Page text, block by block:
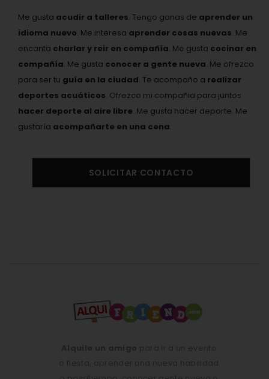
Me gusta acudir a talleres. Tengo ganas de aprender un
idioma nuevo. Me interesa aprender cosas nuevas. Me
encanta charlar y reir en compañía. Me gusta cocinar en
compañía. Me gusta conocer a gente nueva. Me ofrezco
para ser tu guía en la ciudad. Te acompaño a realizar
deportes acuáticos. Ofrezco mi compañia para juntos
hacer deporte al aire libre. Me gusta hacer deporte. Me
gustaría acompañarte en una cena.
SOLICITAR CONTACTO